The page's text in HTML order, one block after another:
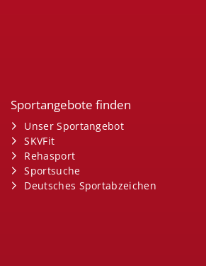
Sportangebote finden
Unser Sportangebot
SKVFit
Rehasport
Sportsuche
Deutsches Sportabzeichen